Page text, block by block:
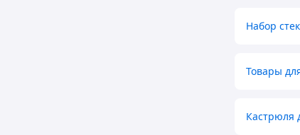
Набор
Товары
Кастрюля